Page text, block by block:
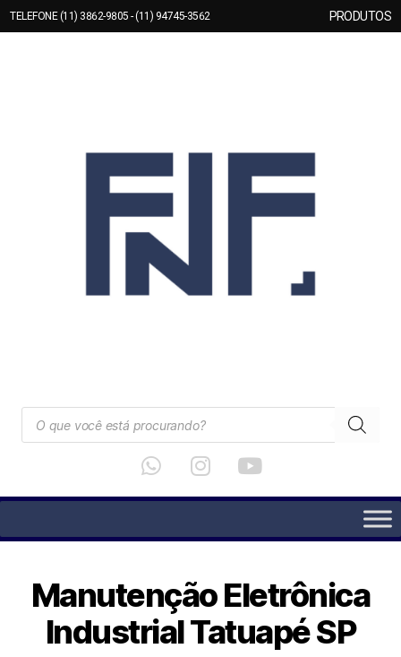
TELEFONE (11) 3862-9805 - (11) 94745-3562 PRODUTOS
Manutenção Eletrônica
Industrial Tatuapé SP